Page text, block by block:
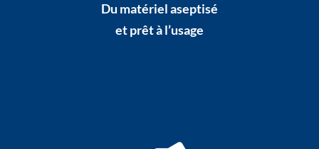
Du matériel aseptisé
et prêt à l’usage